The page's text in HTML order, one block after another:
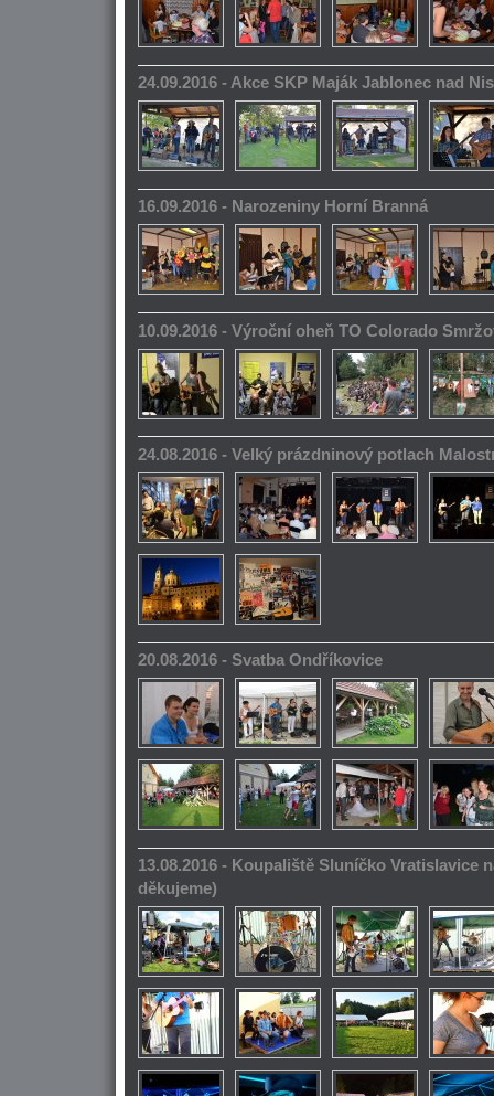
24.09.2016 - Akce SKP Maják Jablonec nad
16.09.2016 - Narozeniny Horní Branná
10.09.2016 - Výroční oheň TO Colorado
24.08.2016 - Velký prázdninový potlach
20.08.2016 - Svatba Ondříkovice
13.08.2016 - Koupaliště Sluníčko Vratislavice
děkujeme)